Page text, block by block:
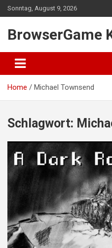
Skip
to
Sonntag, August 9, 2026
BrowserGame
Home Michael Townsend
Schlagwort: